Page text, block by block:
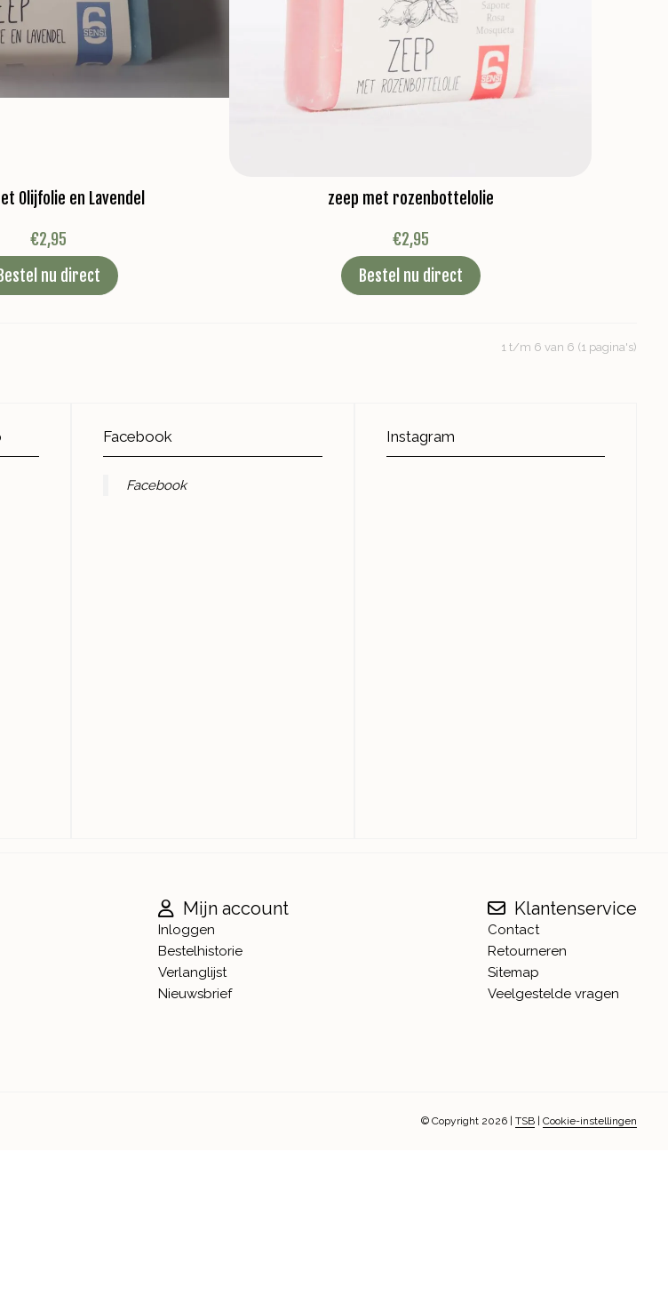
Olijfolie en Lavendel
€2,95
Bestel nu direct
zeep met rozenbottelolie
€2,95
Bestel nu direct
1 t/m 6 van 6 (1 pagina's)
Facebook
Facebook
Instagram
Mijn account
Inloggen
Bestelhistorie
Verlanglijst
Nieuwsbrief
Klantenservice
Contact
Retourneren
Sitemap
Veelgestelde vragen
© Copyright 2026 TSB Cookie-instellingen